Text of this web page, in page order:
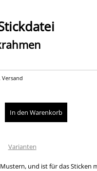
Versand
Varianten
und ist für das Sticken